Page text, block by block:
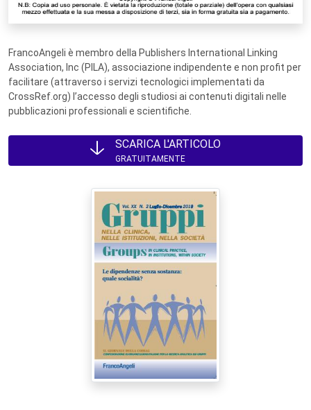
FrancoAngeli è membro della Publishers International Linking
Association, Inc (PILA), associazione indipendente e non profit per
facilitare (attraverso i servizi tecnologici implementati da
CrossRef.org) l’accesso degli studiosi ai contenuti digitali nelle
pubblicazioni professionali e scientifiche.
SCARICA L'ARTICOLO
GRATUITAMENTE